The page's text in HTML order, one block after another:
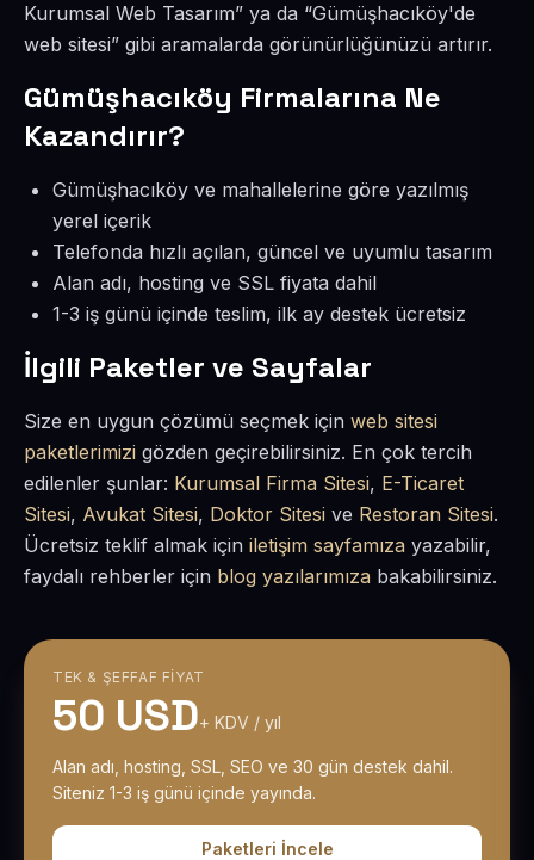
Kurumsal Web Tasarım” ya da “Gümüşhacıköy'de
web sitesi” gibi aramalarda görünürlüğünüzü artırır.
Gümüşhacıköy Firmalarına Ne
Kazandırır?
Gümüşhacıköy ve mahallelerine göre yazılmış
yerel içerik
Telefonda hızlı açılan, güncel ve uyumlu tasarım
Alan adı, hosting ve SSL fiyata dahil
1-3 iş günü içinde teslim, ilk ay destek ücretsiz
İlgili Paketler ve Sayfalar
Size en uygun çözümü seçmek için web sitesi
paketlerimizi gözden geçirebilirsiniz. En çok tercih
edilenler şunlar: Kurumsal Firma Sitesi, E-Ticaret
Sitesi, Avukat Sitesi, Doktor Sitesi ve Restoran Sitesi.
Ücretsiz teklif almak için iletişim sayfamıza yazabilir,
faydalı rehberler için blog yazılarımıza bakabilirsiniz.
TEK & ŞEFFAF FIYAT
50 USD+ KDV / yıl
Alan adı, hosting, SSL, SEO ve 30 gün destek dahil.
Siteniz 1-3 iş günü içinde yayında.
Paketleri İncele